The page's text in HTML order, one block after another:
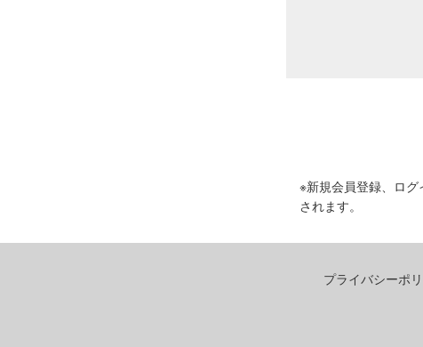
※新規会員登録、ロ
されます。
プライバシーポ